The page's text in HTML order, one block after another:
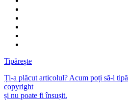
Tipărește
Ți-a plăcut articolul? Acum poți să-l
copyright
și nu poate fi însușit.